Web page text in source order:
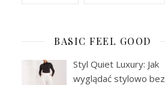
BASIC FEEL GOOD
Styl Quiet Luxury: Jak
wyglądać stylowo bez